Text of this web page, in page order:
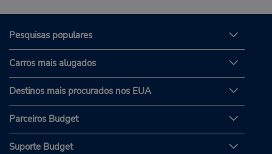
Pesquisas populares
Carros mais alugados
Destinos mais procurados nos EUA
Parceiros Budget
Suporte Budget